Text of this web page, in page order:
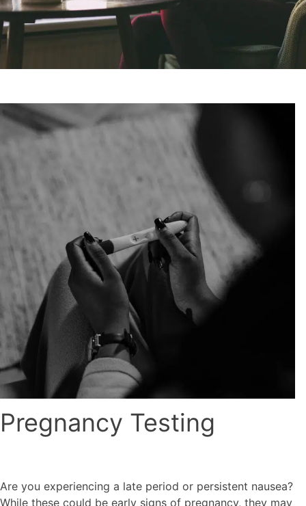
Pregnancy Testing
Are you experiencing a late period or persistent nausea?
While these could be early signs of pregnancy, they may